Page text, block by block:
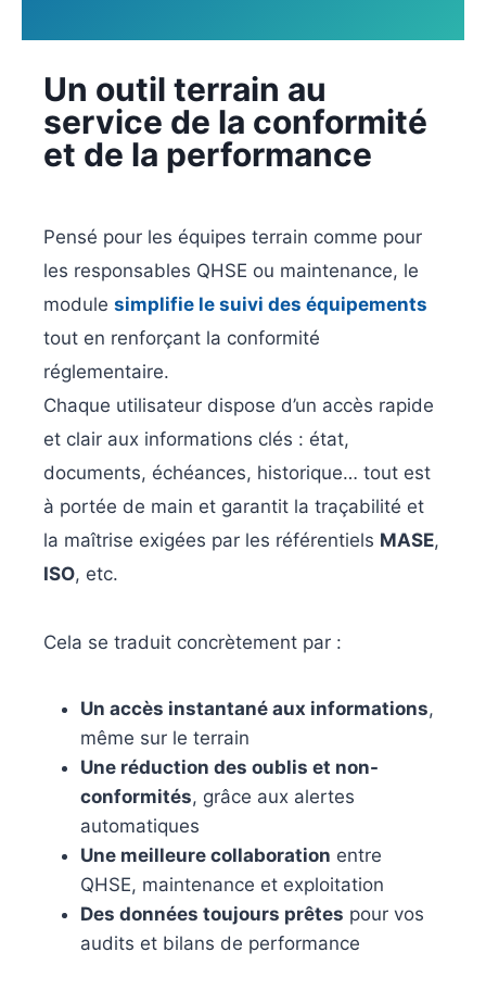
Un outil terrain au
service de la conformité
et de la performance
Pensé pour les équipes terrain comme pour
les responsables QHSE ou maintenance, le
module simplifie le suivi des équipements
tout en renforçant la conformité
réglementaire.
Chaque utilisateur dispose d’un accès rapide
et clair aux informations clés : état,
documents, échéances, historique… tout est
à portée de main et garantit la traçabilité et
la maîtrise exigées par les référentiels MASE,
ISO, etc.
Cela se traduit concrètement par :
Un accès instantané aux informations,
même sur le terrain
Une réduction des oublis et non-
conformités, grâce aux alertes
automatiques
Une meilleure collaboration entre
QHSE, maintenance et exploitation
Des données toujours prêtes pour vos
audits et bilans de performance